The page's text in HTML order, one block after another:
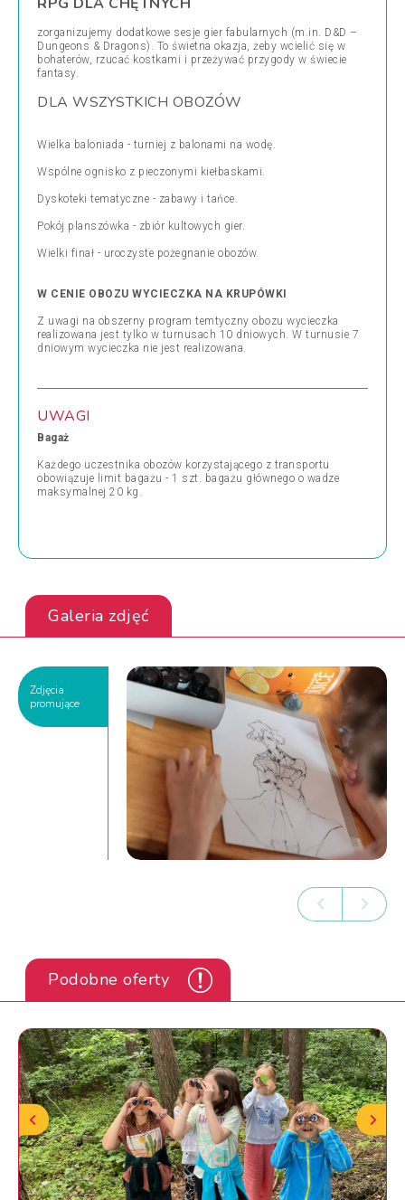
zorganizujemy dodatkowe sesje gier fabularnych (m.in. D&D –
Dungeons & Dragons). To świetna okazja, żeby wcielić się w
bohaterów, rzucać kostkami i przeżywać przygody w świecie
fantasy.
DLA WSZYSTKICH OBOZÓW
Wielka baloniada - turniej z balonami na wodę.
Wspólne ognisko z pieczonymi kiełbaskami.
Dyskoteki tematyczne - zabawy i tańce.
Pokój planszówka - zbiór kultowych gier.
Wielki finał - uroczyste pożegnanie obozów.
W CENIE OBOZU WYCIECZKA NA KRUPÓWKI
Z uwagi na obszerny program temtyczny obozu wycieczka
realizowana jest tylko w turnusach 10 dniowych. W turnusie 7
dniowym wycieczka nie jest realizowana.
UWAGI
Bagaż
Każdego uczestnika obozów korzystającego z transportu
obowiązuje limit bagażu - 1 szt. bagażu głównego o wadze
maksymalnej 20 kg.
Galeria zdjęć
Zdjęcia
promujące
Podobne oferty